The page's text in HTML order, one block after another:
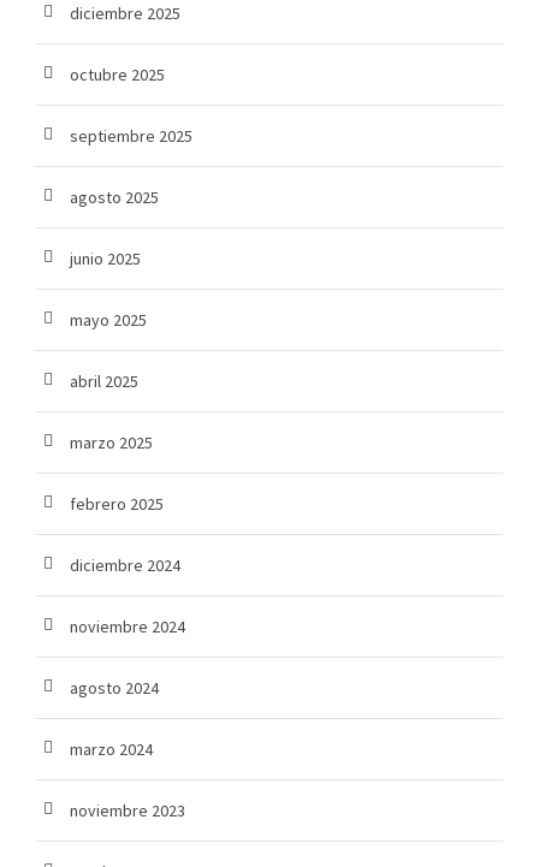
diciembre 2025
octubre 2025
septiembre 2025
agosto 2025
junio 2025
mayo 2025
abril 2025
marzo 2025
febrero 2025
diciembre 2024
noviembre 2024
agosto 2024
marzo 2024
noviembre 2023